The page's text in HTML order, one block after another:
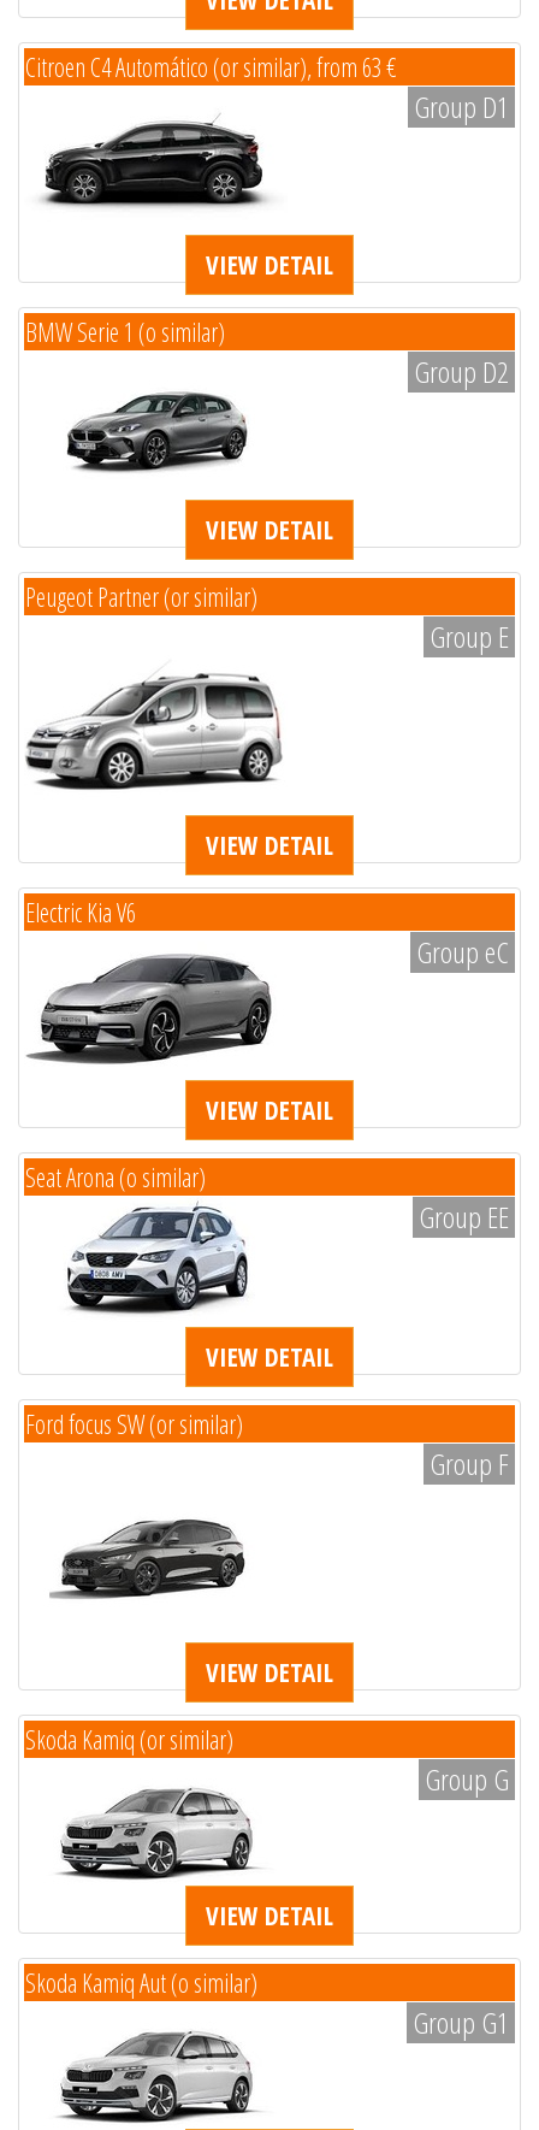
Citroen C4 Automático (or similar), from 63 €
Group D1
VIEW DETAIL
BMW Serie 1 (o similar)
Group D2
VIEW DETAIL
Peugeot Partner (or similar)
Group E
VIEW DETAIL
Electric Kia V6
Group eC
VIEW DETAIL
Seat Arona (o similar)
Group EE
VIEW DETAIL
Ford focus SW (or similar)
Group F
VIEW DETAIL
Skoda Kamiq (or similar)
Group G
VIEW DETAIL
Skoda Kamiq Aut (o similar)
Group G1